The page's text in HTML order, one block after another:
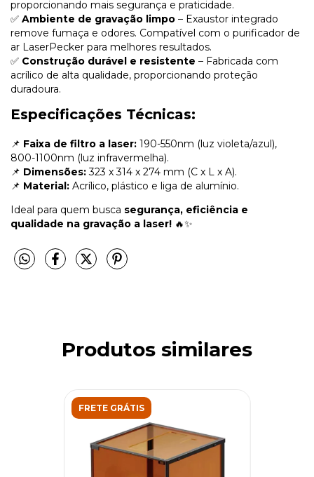
proporcionando mais segurança e praticidade.
✅ Ambiente de gravação limpo – Exaustor integrado
remove fumaça e odores. Compatível com o purificador de
ar LaserPecker para melhores resultados.
✅ Construção durável e resistente – Fabricada com
acrílico de alta qualidade, proporcionando proteção
duradoura.
Especificações Técnicas:
📌 Faixa de filtro a laser: 190-550nm (luz violeta/azul),
800-1100nm (luz infravermelha).
📌 Dimensões:323 x 314 x 274 mm (C x L x A).
📌 Material: Acrílico, plástico e liga de alumínio.
Ideal para quem busca segurança, eficiência e
qualidade na gravação a laser! 🔥✨
Produtos similares
FRETE GRÁTIS